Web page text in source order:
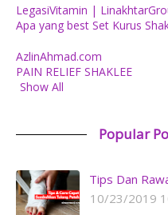
LegasiVitamin |
Apa yang best Set Kurus
AzlinAhmad.com
PAIN RELIEF SHAKLEE
Show All
Popular
Tips Dan
10/23/2019